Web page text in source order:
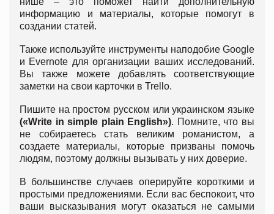
информацию и материалы, которые помогут в
создании статей.
Также используйте инструменты наподобие Google
и Evernote для организации ваших исследований.
Вы также можете добавлять соответствующие
заметки на свои карточки в Trello.
Пишите на простом русском или украинском языке
(«Write in simple plain English»). Помните, что вы
не собираетесь стать великим романистом, а
создаете материалы, которые призваны помочь
людям, поэтому должны вызывать у них доверие.
В большинстве случаев оперируйте короткими и
простыми предложениями. Если вас беспокоит, что
ваши высказывания могут оказаться не самыми